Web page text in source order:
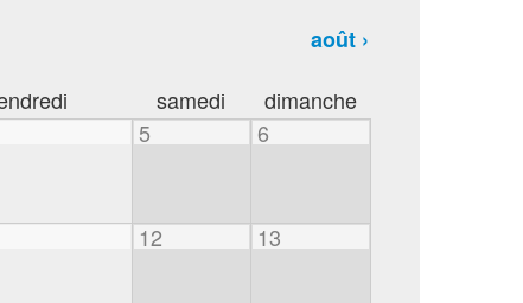
août ›
samedi
dimanche
5 6
12 13